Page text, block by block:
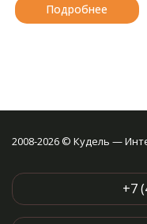
Подробнее
2008-2026 © Кудель —
+7